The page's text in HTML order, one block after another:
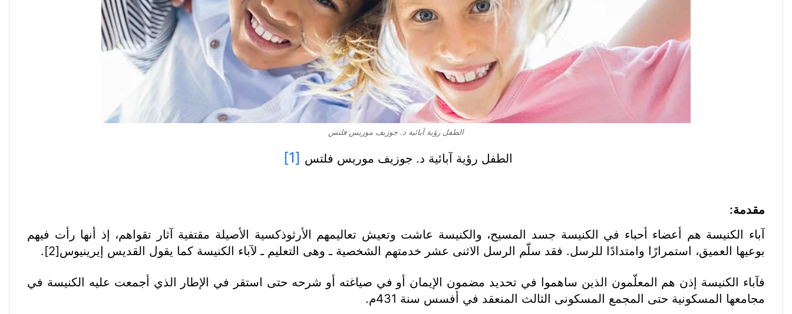
الطفل رؤية آبائية د. جوزيف موريس فلتس
الطفل رؤية آبائية د. جوزيف موريس فلتس [1]
مقدمة:
آباء الكنيسة هم أعضاء أحباء في الكنيسة جسد المسيح، والكنيسة عاشت وتعيش تعاليمهم الأرثوذكسية الأصيلة مقتفية آثار تقواهم، إذ أنها رأت فيهم
بوعيها العميق، استمرارًا وامتدادًا للرسل. فقد سلّم الرسل الاثنى عشر خدمتهم الشخصية ـ وهى التعليم ـ لآباء الكنيسة كما يقول القديس إيرينيوس[2]
.
فآباء الكنيسة إذن هم المعلّمون الذين ساهموا في تحديد مضمون الإيمان أو في صياغته أو شرحه حتى استقر في الإطار الذي أجمعت عليه الكنيسة في
مجامعها المسكونية حتى المجمع المسكونى الثالث المنعقد في أفسس سنة 431م.